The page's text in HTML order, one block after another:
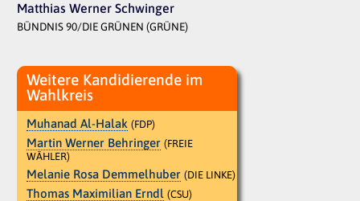
Matthias Werner Schwinger
BÜNDNIS 90/DIE GRÜNEN (GRÜNE)
Weitere Kandidierende im
Wahlkreis
Muhanad Al-Halak (FDP)
Martin Werner Behringer (FREIE
WÄHLER)
Melanie Rosa Demmelhuber (DIE LINKE)
Thomas Maximilian Erndl (CSU)